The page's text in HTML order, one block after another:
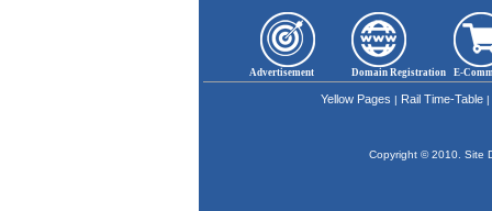
Advertisement Domain Registration E-
Yellow Pages | Rail Time-Table|
Copyright © 2010. Site